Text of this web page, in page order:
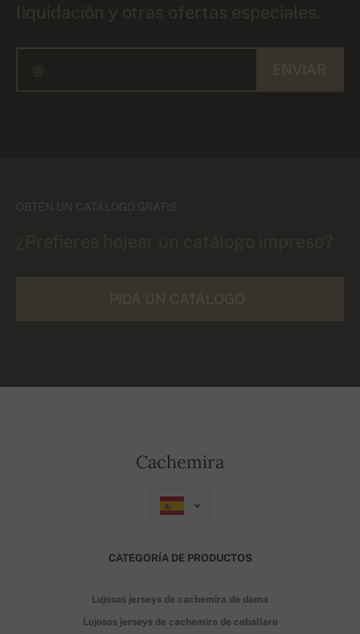
liquidación y otras ofertas especiales.
OBTÉN UN CATÁLOGO GRATIS
Cachemira
CATEGORÍA DE PRODUCTOS
Lujosos jerseys de cachemira de dama
Lujosos jerseys de cachemira de caballero